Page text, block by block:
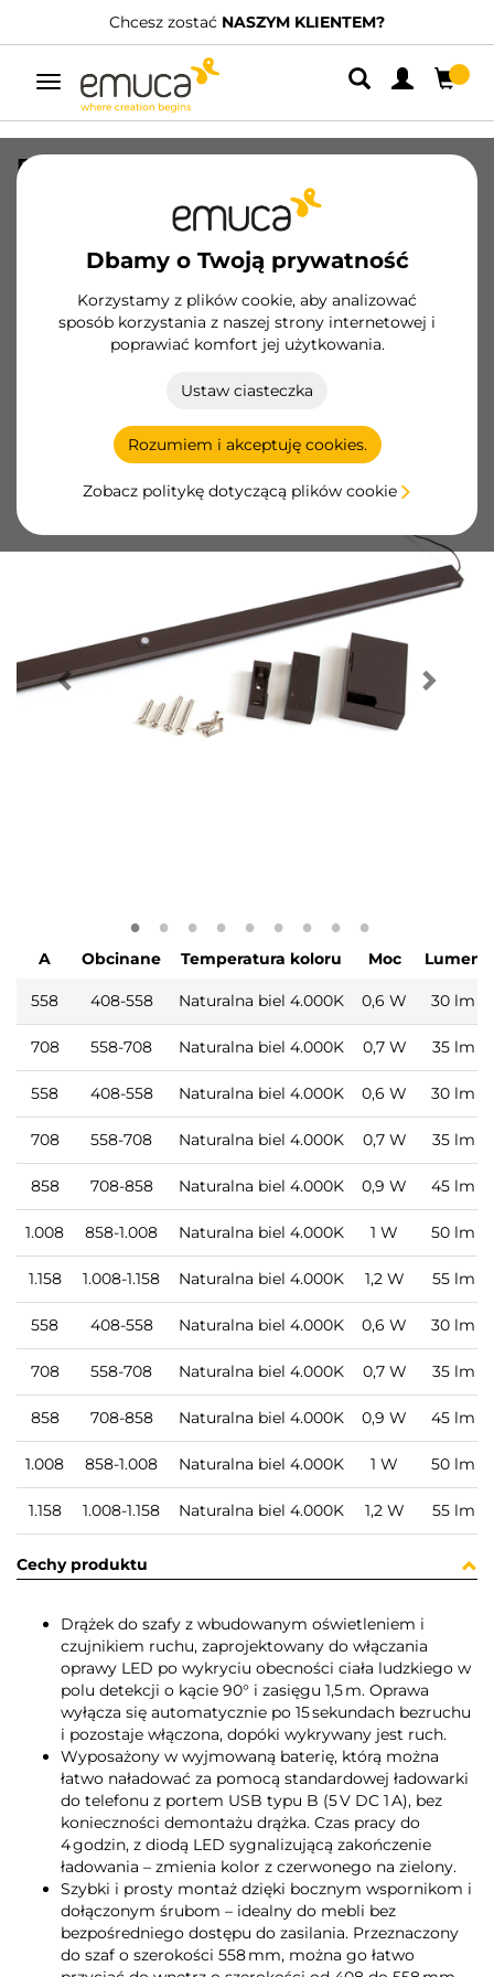
Chcesz zostać NASZYM KLIENTEM?
Przełącz
nawigację
Dbamy o Twoją prywatność
Korzystamy z plików cookie, aby analizować
sposób korzystania z naszej strony internetowej i
poprawiać komfort jej użytkowania.
Ustaw ciasteczka
Rozumiem i akceptuję cookies.
Zobacz politykę dotyczącą plików cookie
Drążek LED do szafy Castor, wysuwana
bateria i czujnik ruchu, L558 mm,
Plastik i aluminium, Malowany na kolor
5074013 EAN 8432393132112
Zostań klientem
A Obcinane Temperatura koloru Moc Lumen
558 408-558 Naturalna biel 4.000K 0,6 W 30 lm
708 558-708 Naturalna biel 4.000K 0,7 W 35 lm
558 408-558 Naturalna biel 4.000K 0,6 W 30 lm
708 558-708 Naturalna biel 4.000K 0,7 W 35 lm
858 708-858 Naturalna biel 4.000K 0,9 W 45 lm
1.008 858-1.008 Naturalna biel 4.000K 1 W 50 lm
1.158 1.008-1.158 Naturalna biel 4.000K 1,2 W 55 lm
558 408-558 Naturalna biel 4.000K 0,6 W 30 lm
708 558-708 Naturalna biel 4.000K 0,7 W 35 lm
858 708-858 Naturalna biel 4.000K 0,9 W 45 lm
1.008 858-1.008 Naturalna biel 4.000K 1 W 50 lm
1.158 1.008-1.158 Naturalna biel 4.000K 1,2 W 55 lm
Cechy produktu
Drążek do szafy z wbudowanym oświetleniem i
czujnikiem ruchu, zaprojektowany do włączania
oprawy LED po wykryciu obecności ciała ludzkiego w
polu detekcji o kącie 90° i zasięgu 1,5 m. Oprawa
wyłącza się automatycznie po 15 sekundach bezruchu
i pozostaje włączona, dopóki wykrywany jest ruch.
Wyposażony w wyjmowaną baterię, którą można
łatwo naładować za pomocą standardowej ładowarki
do telefonu z portem USB typu B (5 V DC 1 A), bez
konieczności demontażu drążka. Czas pracy do
4 godzin, z diodą LED sygnalizującą zakończenie
ładowania – zmienia kolor z czerwonego na zielony.
Szybki i prosty montaż dzięki bocznym wspornikom i
dołączonym śrubom – idealny do mebli bez
bezpośredniego dostępu do zasilania. Przeznaczony
do szaf o szerokości 558 mm, można go łatwo